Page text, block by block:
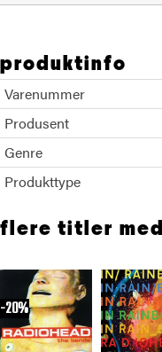
produktinfo
Varenummer
Produsent
Genre
Produkttype
flere titler
20%